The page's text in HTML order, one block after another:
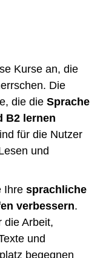
Kurse an, die
Die
die die Sprache
B2 lernen
für die Nutzer
und
Ihre sprachliche
verbessern.
die Arbeit,
und
begegnen